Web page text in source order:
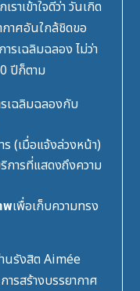
ราเข้าใจดีว่า วันเกิด
าศอันใกล้ชิดขอ
รเฉลิมฉลอง ไม่ว่า
ปีก็ตาม
รเฉลิมฉลองกับ
ร (เมื่อแจ้งล่วงหน้า)
การที่แสดงถึงความ
พเพื่อเก็บความทรง
นรังสิต Aimée
รสร้างบรรยากาศ